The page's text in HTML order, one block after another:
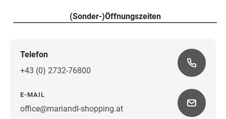
(Sonder-)Öffnungszeiten
Telefon
+43 (0) 2732-76800
E-MAIL
office@mariandl-shopping.at
Wegbeschreibung